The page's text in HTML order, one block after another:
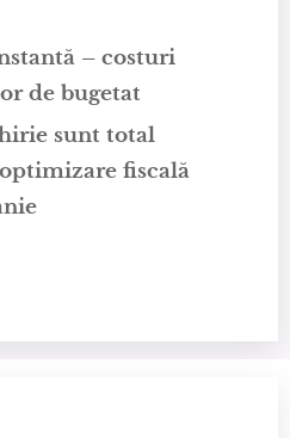
– costuri
de bugetat
sunt total
fiscală